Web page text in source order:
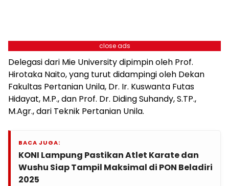
close ads
Delegasi dari Mie University dipimpin oleh Prof.
Hirotaka Naito, yang turut didampingi oleh Dekan
Fakultas Pertanian Unila, Dr. Ir. Kuswanta Futas
Hidayat, M.P., dan Prof. Dr. Diding Suhandy, S.TP.,
M.Agr., dari Teknik Pertanian Unila.
BACA JUGA:
KONI Lampung Pastikan Atlet Karate dan
Wushu Siap Tampil Maksimal di PON Beladiri
2025